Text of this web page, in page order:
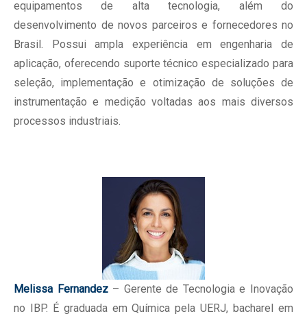
equipamentos de alta tecnologia, além do
desenvolvimento de novos parceiros e fornecedores no
Brasil. Possui ampla experiência em engenharia de
aplicação, oferecendo suporte técnico especializado para
seleção, implementação e otimização de soluções de
instrumentação e medição voltadas aos mais diversos
processos industriais.
Melissa Fernandez– Gerente de Tecnologia e Inovação
no IBP. É graduada em Química pela UERJ, bacharel em